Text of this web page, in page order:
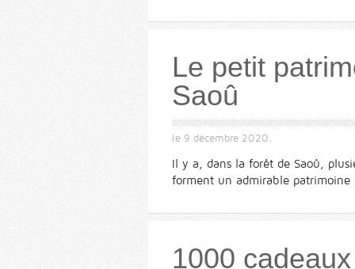
Le petit
Saoû
le 9 décembre 2020.
Il y a, dans la forêt de Saoû,
forment un admirable patrimoine
1000